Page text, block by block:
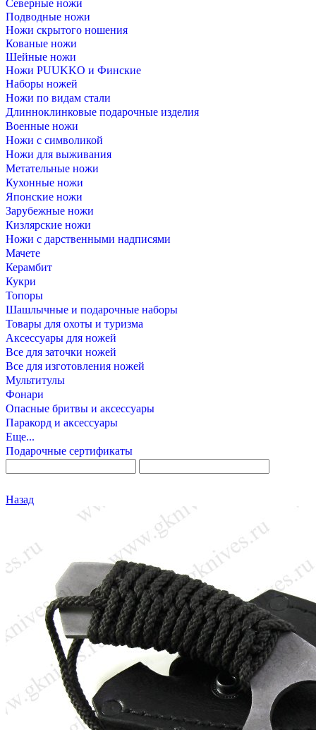
Северные ножи
Подводные ножи
Ножи скрытого ношения
Кованые ножи
Шейные ножи
Ножи PUUKKO и Финские
Наборы ножей
Ножи по видам стали
Длинноклинковые подарочные изделия
Военные ножи
Ножи с символикой
Ножи для выживания
Метательные ножи
Кухонные ножи
Японские ножи
Зарубежные ножи
Кизлярские ножи
Ножи с дарственными надписями
Мачете
Керамбит
Кукри
Топоры
Шашлычные и подарочные наборы
Товары для охоты и туризма
Аксессуары для ножей
Все для заточки ножей
Все для изготовления ножей
Мультитулы
Фонари
Опасные бритвы и аксессуары
Паракорд и аксессуары
Еще...
Подарочные сертификаты
Назад